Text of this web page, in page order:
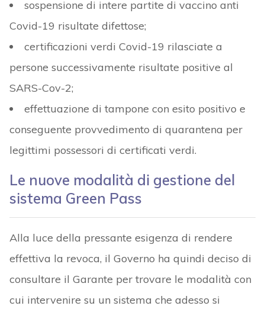
sospensione di intere partite di vaccino anti
Covid-19 risultate difettose;
certificazioni verdi Covid-19 rilasciate a
persone successivamente risultate positive al
SARS-Cov-2;
effettuazione di tampone con esito positivo e
conseguente provvedimento di quarantena per
legittimi possessori di certificati verdi.
Le nuove modalità di gestione del
sistema Green Pass
Alla luce della pressante esigenza di rendere
effettiva la revoca, il Governo ha quindi deciso di
consultare il Garante per trovare le modalità con
cui intervenire su un sistema che adesso si